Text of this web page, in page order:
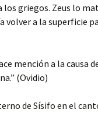
los griegos. Zeus lo
volver a la superficie
mención a la causa
(Ovidio)
de Sísifo en el